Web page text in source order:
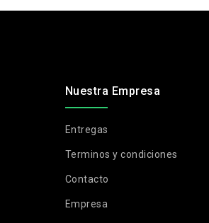
Nuestra Empresa
Entregas
Terminos y condiciones
Contacto
Empresa